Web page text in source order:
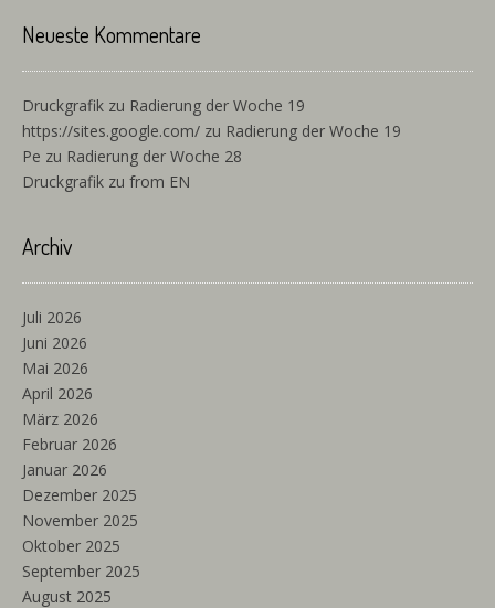
Neueste Kommentare
Druckgrafik zu Radierung der Woche 19
https://sites.google.com/ zu Radierung der Woche 19
Pe zu Radierung der Woche 28
Druckgrafik zu from EN
Archiv
Juli 2026
Juni 2026
Mai 2026
April 2026
März 2026
Februar 2026
Januar 2026
Dezember 2025
November 2025
Oktober 2025
September 2025
August 2025